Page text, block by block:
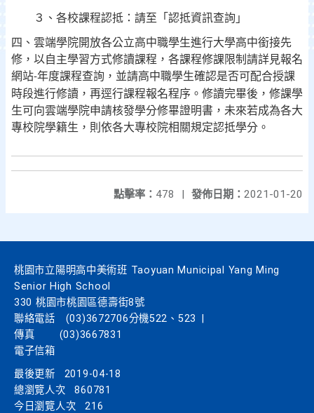
３、各校課程認抵：請至「認抵資訊查詢」
四、雲端學院開放各公立高中職學生進行大學高中銜接先
修，以自主學習方式修讀課程，各課程修課限制請詳見報名
網站-年度課程查詢，並請高中職學生確認是否可配合授課
時段進行修讀，再逕行課程報名程序。修讀完畢後，修課學
生可向雲端學院申請核發學分修畢證明書，未來若成為各大
專校院學籍生，則依各大專校院相關規定認抵學分。
發佈日期： 2021-01-20
點擊率： 478 |
桃園市立陽明高中美術班 Taoyuan Municipal Yang Ming
Senior High School
330 桃園市桃園區德壽街8號
聯絡電話
(03)3672706分機522、523
傳真
(03)3667831
電子信箱
最後更新
2019-04-18
總瀏覽人次
860781
今日瀏覽人次
216